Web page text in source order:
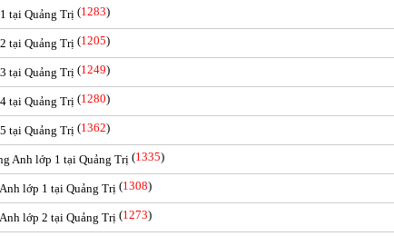
tại Quảng Trị (1283)
tại Quảng Trị (1205)
tại Quảng Trị (1249)
tại Quảng Trị (1280)
tại Quảng Trị (1362)
Anh lớp 1 tại Quảng Trị (1335)
lớp 1 tại Quảng Trị(1308)
lớp 2 tại Quảng Trị(1273)